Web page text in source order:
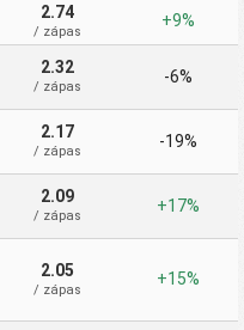
2.74
/ zápas
+9%
2.32
/ zápas
-6%
2.17
/ zápas
-19%
2.09
/ zápas
+17%
2.05
/ zápas
+15%